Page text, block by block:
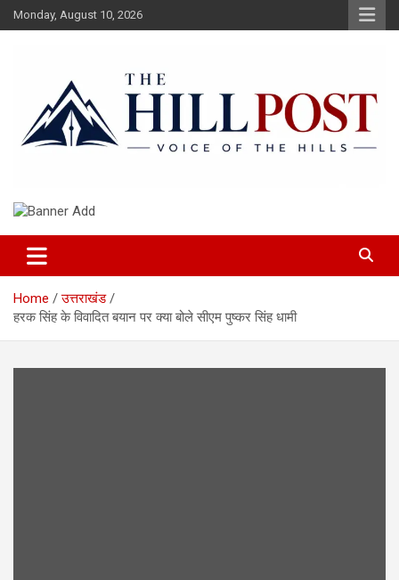
Skip
to
Monday, August 10, 2026
The Hillpost
Home
उत्तराखंड
हरक सिंह के विवादित बयान पर क्या बोले सीएम पुष्कर सिंह धामी